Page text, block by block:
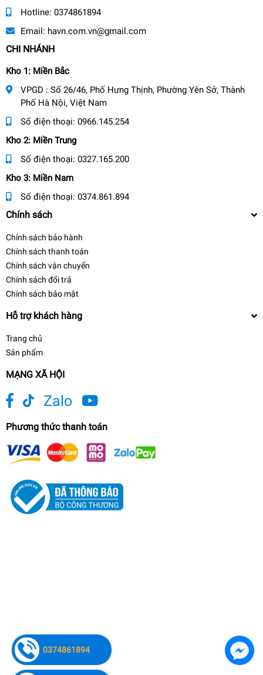
Hotline: 0374861894
Email: havn.com.vn@gmail.com
CHI NHÁNH
Kho 1: Miền Bắc
VPGD : Số 26/46, Phố Hưng Thịnh, Phường Yên Sở, Thành
Phố Hà Nội, Việt Nam
Số điện thoại: 0966.145.254
Kho 2: Miền Trung
Số điện thoại: 0327.165.200
Kho 3: Miền Nam
Số điện thoại: 0374.861.894
Chính sách
Chính sách bảo hành
Chính sách thanh toán
Chính sách vận chuyển
Chính sách đổi trả
Chính sách bảo mật
Hỗ trợ khách hàng
Trang chủ
Sản phẩm
MẠNG XÃ HỘI
Zalo
Phương thức thanh toán
0374861894